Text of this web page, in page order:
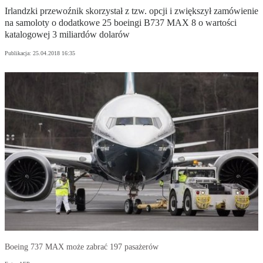
Irlandzki przewoźnik skorzystał z tzw. opcji i zwiększył zamówienie
na samoloty o dodatkowe 25 boeingi B737 MAX 8 o wartości
katalogowej 3 miliardów dolarów
Publikacja: 25.04.2018 16:35
Boeing 737 MAX może zabrać 197 pasażerów